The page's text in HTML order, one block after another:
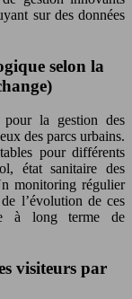
sur des données
selon la
la gestion des
des parcs urbains.
pour différents
état sanitaire des
monitoring régulier
l’évolution de ces
à long terme de
visiteurs par